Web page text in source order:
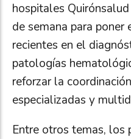
hospitales
de semana para poner
recientes en el
patologías
reforzar la
especializadas y
Entre otros temas, los